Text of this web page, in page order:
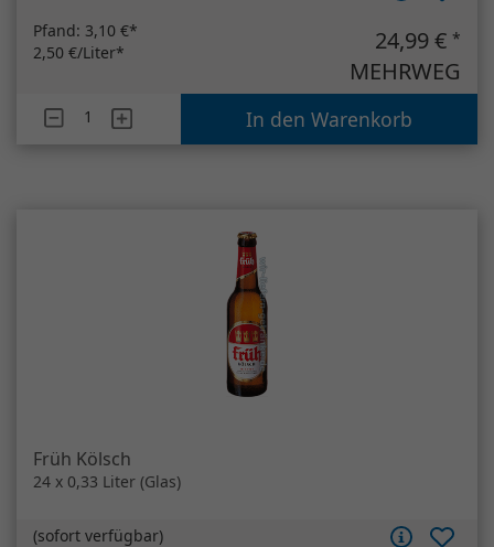
Pfand: 3,10 €*
2,50 €/Liter*
24,99 € *
MEHRWEG
Artikelanzahl Früh KölschIn den Warenkorb
Früh Kölsch
24 x 0,33 Liter (Glas)
(sofort verfügbar)